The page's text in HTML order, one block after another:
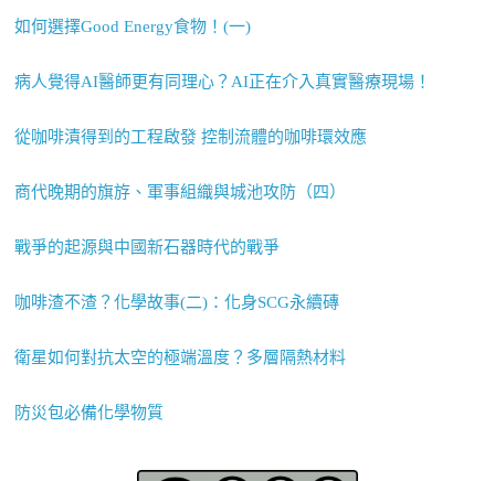
如何選擇Good Energy食物！(一)
病人覺得AI醫師更有同理心？AI正在介入真實醫療現場！
從咖啡漬得到的工程啟發 控制流體的咖啡環效應
商代晚期的旗斿、軍事組織與城池攻防（四）
戰爭的起源與中國新石器時代的戰爭
咖啡渣不渣？化學故事(二)：化身SCG永續磚
衛星如何對抗太空的極端溫度？多層隔熱材料
防災包必備化學物質